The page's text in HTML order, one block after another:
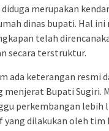
merupakan
dinas bupati. Hal ini
telah
secara terstruktur.
ada keterangan resmi
menjerat Bupati Sugiri.
perkembangan lebih
dilakukan oleh tim